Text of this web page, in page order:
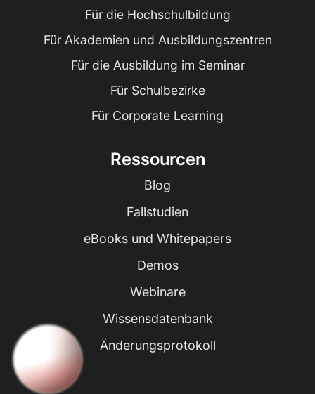
Für die Hochschulbildung
Für Akademien und Ausbildungszentren
Für die Ausbildung im Seminar
Für Schulbezirke
Für Corporate Learning
Ressourcen
Blog
Fallstudien
eBooks und Whitepapers
Demos
Webinare
Wissensdatenbank
Änderungsprotokoll